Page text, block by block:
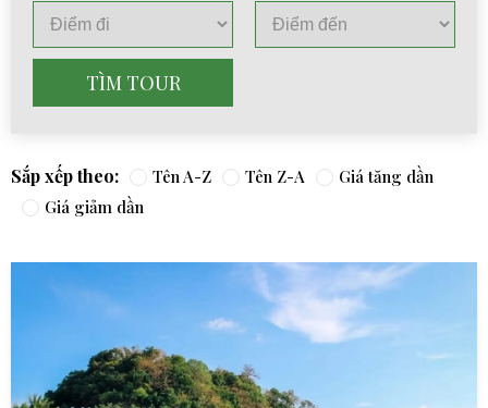
TÌM TOUR
Sắp xếp theo: Tên A-Z Tên Z-A
Giá tăng dần
Giá giảm dần